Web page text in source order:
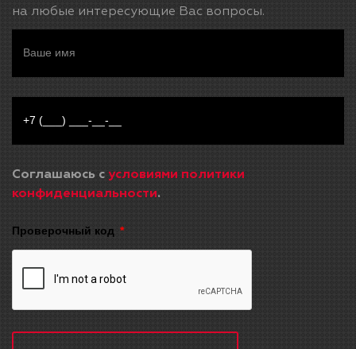
на любые интересующие Вас вопросы.
Соглашаюсь с условиями политики
конфиденциальности.
Проверочный код